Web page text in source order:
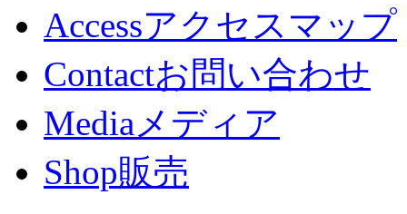
Accessアクセスマップ
Contactお問い合わせ
Mediaメディア
Shop販売